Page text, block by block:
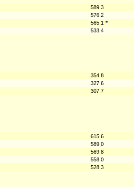
589,3
576,2
565,1 *
533,4
354,8
327,6
307,7
615,6
589,0
569,8
558,0
528,3